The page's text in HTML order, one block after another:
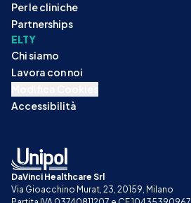
Per le cliniche
Partnerships
ELTY
Chi siamo
Lavora con noi
Accessibilità
DaVinci Healthcare Srl
Via Gioacchino Murat, 23, 20159, Milano